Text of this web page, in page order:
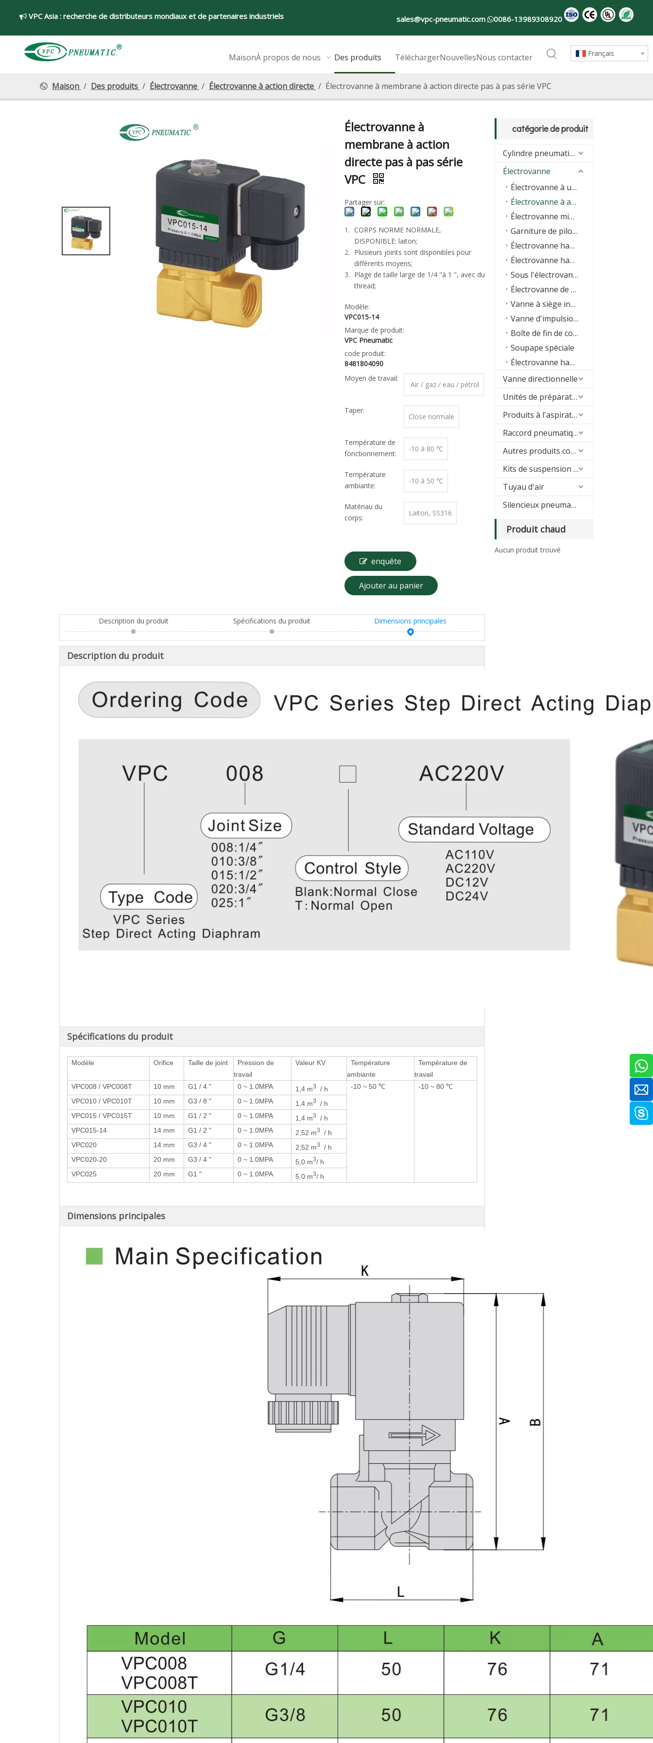
 VPC Asia : recherche de distributeurs mondiaux et de partenaires industriels sales@vpc-pneumatic.com 0086-13989308920
MaisonÀ propos de nous Des produits TéléchargerNouvellesNous contacter Français
Maison / Des produits / Électrovanne / Électrovanne à action directe / Électrovanne à membrane à action directe pas à pas série VPC
Électrovanne à
membrane à action
directe pas à pas série
VPC
Partager sur:
CORPS NORME NORMALE,
DISPONIBLE: laiton;
Plusieurs joints sont disponibles pour
différents moyens;
Plage de taille large de 1/4 "à 1 ", avec du
thread;
Modèle:
VPC015-14
Marque de produit:
VPC Pneumatic
code produit:
8481804090
Moyen de travail:
Air / gaz / eau / pétrol
Taper:
Close normale
Température de
fonctionnement:
-10 à 80 ℃
Température
ambiante:
-10 à 50 ℃
Matériau du
corps:
Laiton, SS316
enquête
Ajouter au panier
Description du produit Spécifications du produit Dimensions principales
Description du produit
Spécifications du produit
Modèle Orifice Taille de joint
Pression de
travail
Valeur KV
Température
ambiante
Température de
travail
VPC008 / VPC008T
10 mm G1 / 4 " 0 ~ 1.0MPA 1,4 m3 / h -10 ~ 50 ℃
-10 ~ 80 ℃
VPC010 / VPC010T
10 mm G3 / 8 " 0 ~ 1.0MPA 1,4 m3
/ h
VPC015 / VPC015T
10 mm G1 / 2 " 0 ~ 1.0MPA 1,4 m3
/ h
VPC015-14
14 mm G1 / 2 " 0 ~ 1.0MPA 2,52 m3
/ h
VPC020
14 mm G3 / 4 " 0 ~ 1.0MPA 2,52 m3
/ h
VPC020-20
20 mm G3 / 4 " 0 ~ 1.0MPA 5,0 m3/ h
VPC025
20 mm G1 " 0 ~ 1.0MPA 5,0 m3/ h
Dimensions principales
catégorie de produit
Cylindre pneumatique
Électrovanne
Électrovanne à usage général
Électrovanne à action directe
Électrovanne miniature
Garniture de pilote à pilotage
Électrovanne haute pression
Électrovanne haute température
Sous l'électrovanne de l'eau
Électrovanne de machine RO
Vanne à siège incliné
Vanne d'impulsion de dépoussiéreur
Boîte de fin de course
Soupape spéciale
Électrovanne haute fréquence
Vanne directionnelle
Unités de préparation d'air (FRL)
Produits à l'aspirateur
Raccord pneumatique
Autres produits connexes
Kits de suspension pneumatique
Tuyau d'air
Silencieux pneumatique
Produit chaud
Aucun produit trouvé